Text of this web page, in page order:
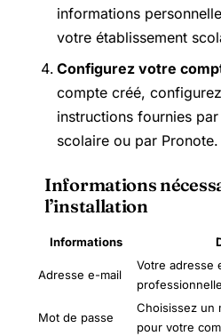
informations
votre établissement
Configurez votre
compte créé,
instructions fournies par
scolaire ou par Pronote.
Informations
l’installation
Informations
Adresse e-mail
Votre adresse
professionnelle
Mot de passe
Choisissez un
pour votre